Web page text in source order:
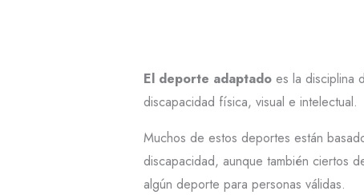
El deporte adaptadoes la disciplina
discapacidad física, visual e intelectual.
Muchos de estos deportes están
discapacidad, aunque también ciertos
algún deporte para personas válidas.